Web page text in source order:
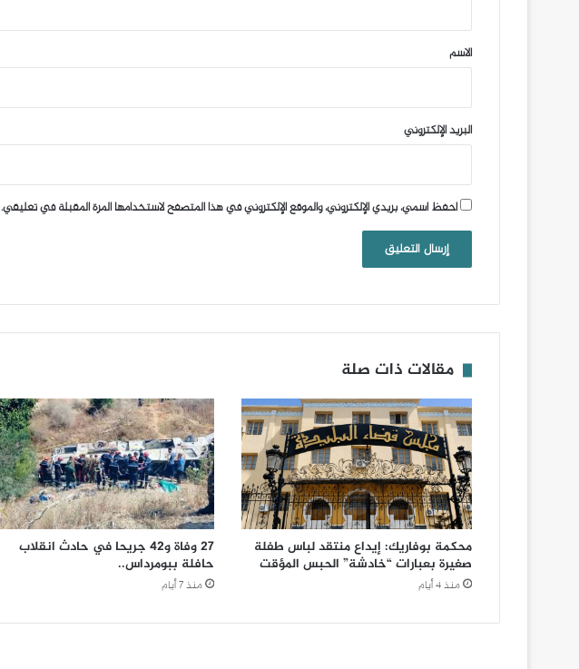
*
الاسم
البريد الإلكتروني
احفظ اسمي، بريدي الإلكتروني، والموقع الإلكتروني في هذا المتصفح لاستخدامها المرة المقبلة في تعليقي.
مقالات ذات صلة
محكمة بوفاريك: إيداع منتقد لباس طفلة
صغيرة بعبارات “خادشة” الحبس المؤقت
منذ 4 أيام
27 وفاة و42 جريحا في حادث انقلاب
حافلة ببومرداس..
منذ 7 أيام